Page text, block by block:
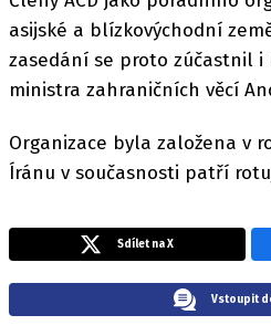
asijské a blízkovýchodní
zasedání se proto zúčastnil i
ministra zahraničních věcí
Organizace byla založena v
Íránu v současnosti patří
Sdílet na X
Vstoupit